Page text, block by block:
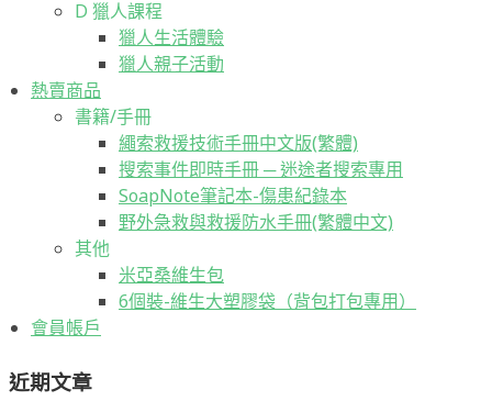
D 獵人課程
獵人生活體驗
獵人親子活動
熱賣商品
書籍/手冊
繩索救援技術手冊中文版(繁體)
搜索事件即時手冊 ─ 迷途者搜索專用
SoapNote筆記本-傷患紀錄本
野外急救與救援防水手冊(繁體中文)
其他
米亞桑維生包
6個裝-維生大塑膠袋（背包打包專用）
會員帳戶
近期文章